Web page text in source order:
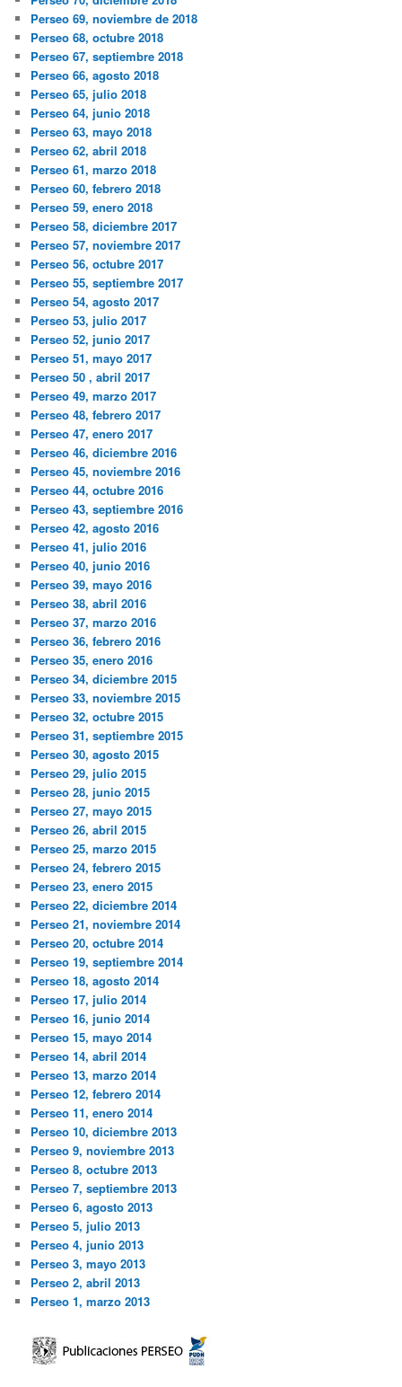
Perseo 69, noviembre de 2018
Perseo 68, octubre 2018
Perseo 67, septiembre 2018
Perseo 66, agosto 2018
Perseo 65, julio 2018
Perseo 64, junio 2018
Perseo 63, mayo 2018
Perseo 62, abril 2018
Perseo 61, marzo 2018
Perseo 60, febrero 2018
Perseo 59, enero 2018
Perseo 58, diciembre 2017
Perseo 57, noviembre 2017
Perseo 56, octubre 2017
Perseo 55, septiembre 2017
Perseo 54, agosto 2017
Perseo 53, julio 2017
Perseo 52, junio 2017
Perseo 51, mayo 2017
Perseo 50 , abril 2017
Perseo 49, marzo 2017
Perseo 48, febrero 2017
Perseo 47, enero 2017
Perseo 46, diciembre 2016
Perseo 45, noviembre 2016
Perseo 44, octubre 2016
Perseo 43, septiembre 2016
Perseo 42, agosto 2016
Perseo 41, julio 2016
Perseo 40, junio 2016
Perseo 39, mayo 2016
Perseo 38, abril 2016
Perseo 37, marzo 2016
Perseo 36, febrero 2016
Perseo 35, enero 2016
Perseo 34, diciembre 2015
Perseo 33, noviembre 2015
Perseo 32, octubre 2015
Perseo 31, septiembre 2015
Perseo 30, agosto 2015
Perseo 29, julio 2015
Perseo 28, junio 2015
Perseo 27, mayo 2015
Perseo 26, abril 2015
Perseo 25, marzo 2015
Perseo 24, febrero 2015
Perseo 23, enero 2015
Perseo 22, diciembre 2014
Perseo 21, noviembre 2014
Perseo 20, octubre 2014
Perseo 19, septiembre 2014
Perseo 18, agosto 2014
Perseo 17, julio 2014
Perseo 16, junio 2014
Perseo 15, mayo 2014
Perseo 14, abril 2014
Perseo 13, marzo 2014
Perseo 12, febrero 2014
Perseo 11, enero 2014
Perseo 10, diciembre 2013
Perseo 9, noviembre 2013
Perseo 8, octubre 2013
Perseo 7, septiembre 2013
Perseo 6, agosto 2013
Perseo 5, julio 2013
Perseo 4, junio 2013
Perseo 3, mayo 2013
Perseo 2, abril 2013
Perseo 1, marzo 2013